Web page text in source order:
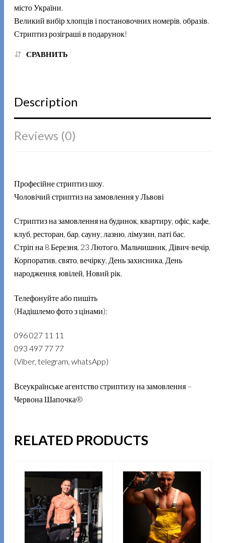
місто України.
Великий вибір хлопців і постановочних номерів, образів.
Стриптиз розіграші в подарунок!
СРАВНИТЬ
Description
Reviews (0)
Професійне стриптиз шоу.
Чоловічий стриптиз на замовлення у Львові
Стриптиз на замовлення на будинок, квартиру, офіс, кафе,
клуб, ресторан, бар, сауну, лазню, лімузин, паті бас.
Стріп на 8 Березня, 23 Лютого, Мальчишник, Дівич-вечір,
Корпоратив, свято, вечірку, День захисника, День
народження, ювілей, Новий рік.
Телефонуйте або пишіть
(Надішлемо фото з цінами):
096 027 11 11
093 497 77 77
(Viber, telegram, whatsApp)
Всеукраїнське агентство стриптизу на замовлення –
Червона Шапочка®
RELATED PRODUCTS